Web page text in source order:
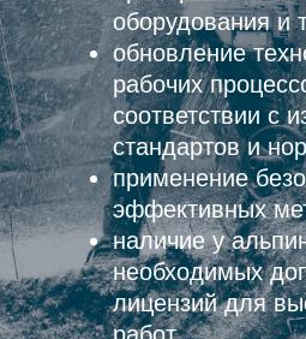
оборудования и
обновление
рабочих
соответствии с
стандартов и
применение
эффективных
наличие у
необходимых
лицензий для